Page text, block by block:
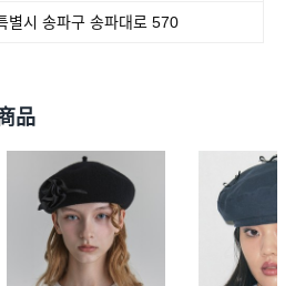
별시 송파구 송파대로 570
品